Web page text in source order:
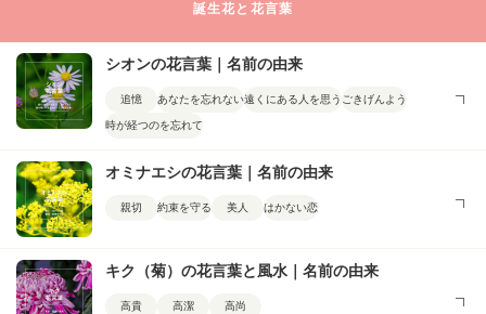
誕生花と花言葉
シオンの花言葉｜名前の由来
追憶 あなたを忘れない遠くにある人を思う ごきげんよう
時が経つのを忘れて
オミナエシの花言葉｜名前の由来
親切 約束を守る 美人 はかない恋
キク（菊）の花言葉と風水｜名前の由来
高貴 高潔 高尚